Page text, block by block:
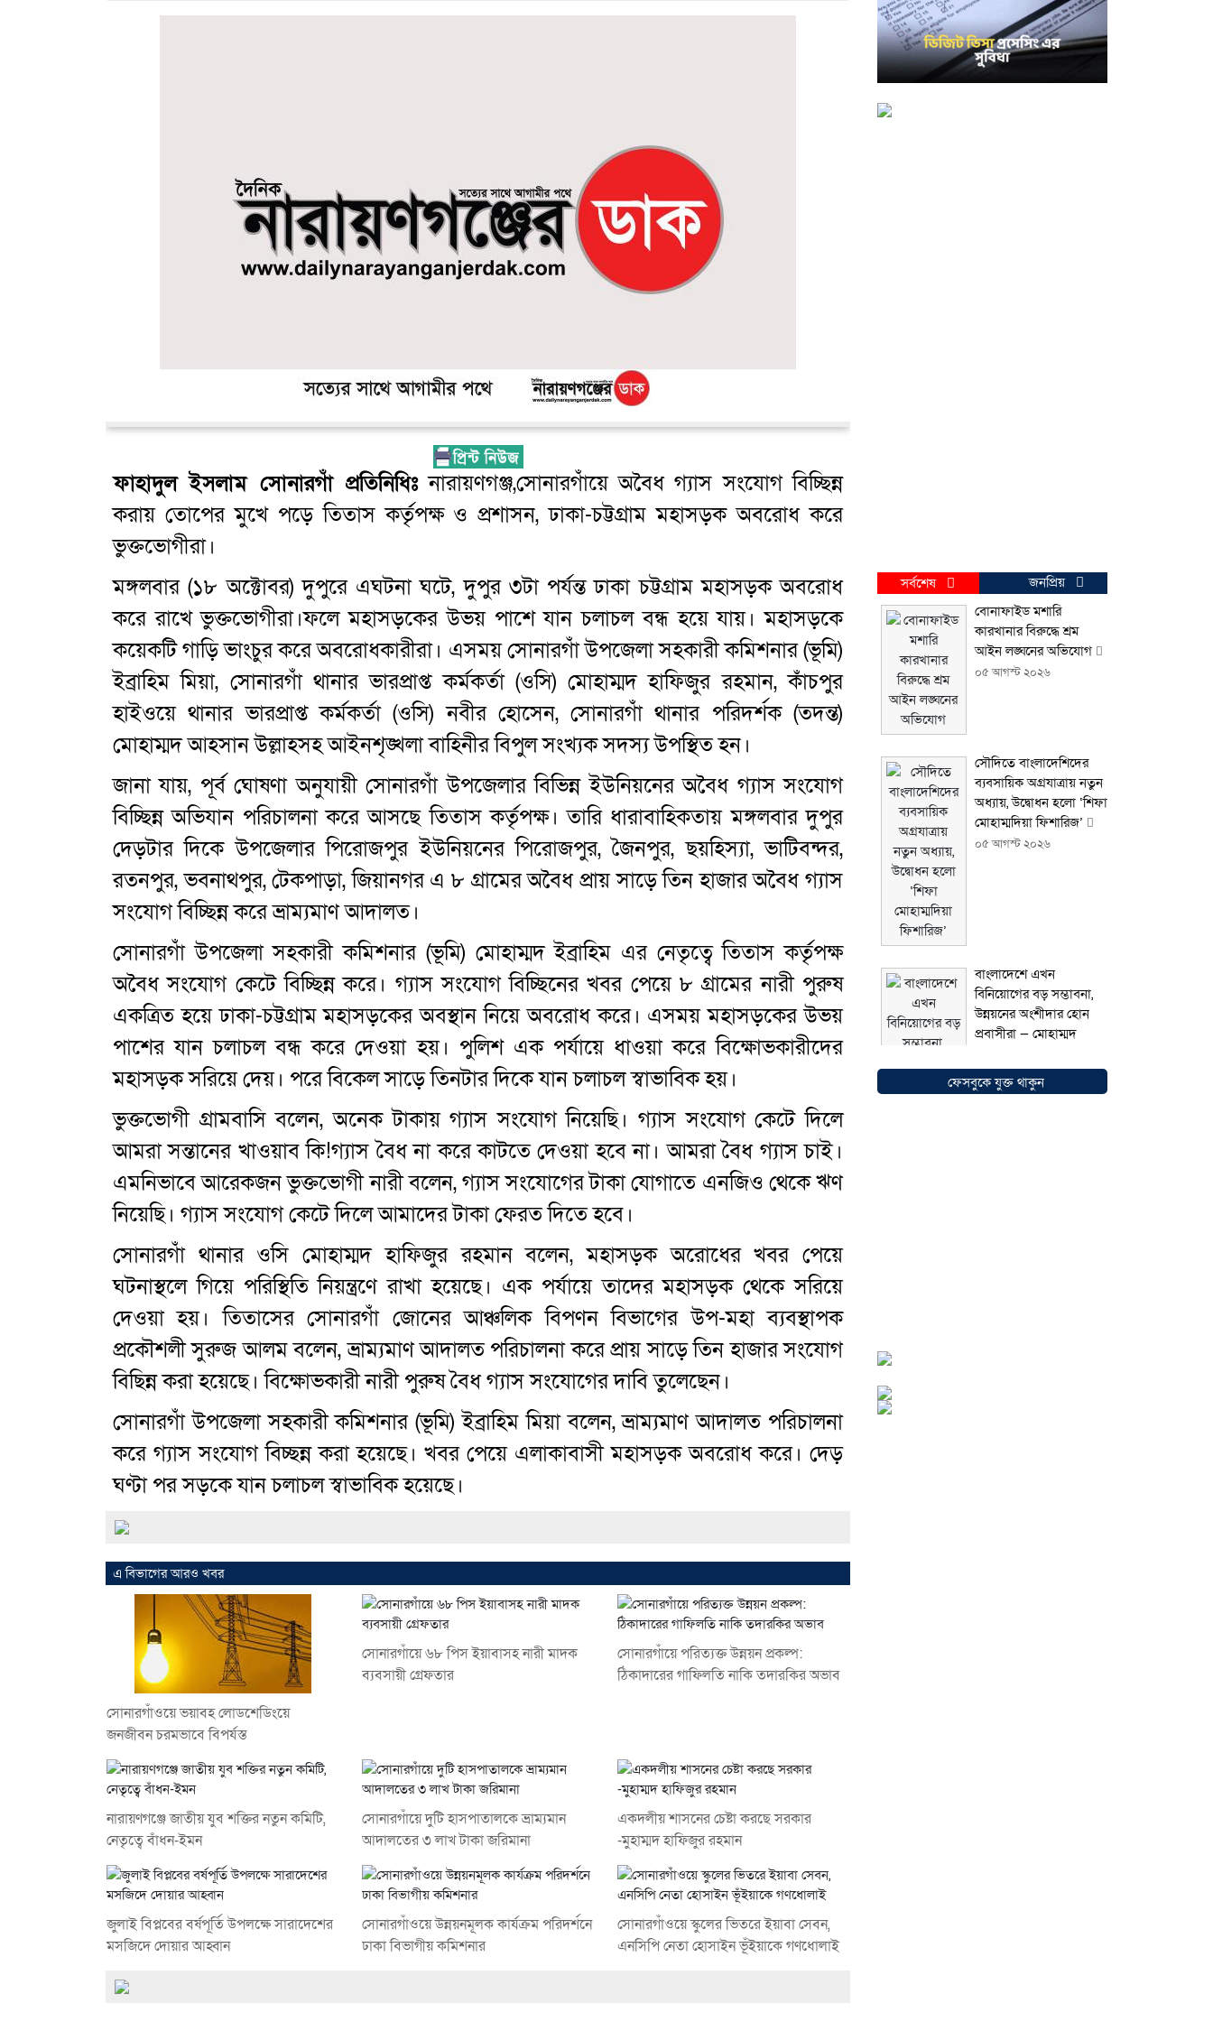
ফাহাদুল ইসলাম সোনারগাঁ প্রতিনিধিঃ নারায়ণগঞ্জ,সোনারগাঁয়ে অবৈধ গ্যাস সংযোগ বিচ্ছিন্ন
করায় তোপের মুখে পড়ে তিতাস কর্তৃপক্ষ ও প্রশাসন, ঢাকা-চট্টগ্রাম মহাসড়ক অবরোধ করে
ভুক্তভোগীরা।
মঙ্গলবার (১৮ অক্টোবর) দুপুরে এঘটনা ঘটে, দুপুর ৩টা পর্যন্ত ঢাকা চট্টগ্রাম মহাসড়ক অবরোধ
করে রাখে ভুক্তভোগীরা।ফলে মহাসড়কের উভয় পাশে যান চলাচল বন্ধ হয়ে যায়। মহাসড়কে
কয়েকটি গাড়ি ভাংচুর করে অবরোধকারীরা। এসময় সোনারগাঁ উপজেলা সহকারী কমিশনার (ভূমি)
ইব্রাহিম মিয়া, সোনারগাঁ থানার ভারপ্রাপ্ত কর্মকর্তা (ওসি) মোহাম্মদ হাফিজুর রহমান, কাঁচপুর
হাইওয়ে থানার ভারপ্রাপ্ত কর্মকর্তা (ওসি) নবীর হোসেন, সোনারগাঁ থানার পরিদর্শক (তদন্ত)
মোহাম্মদ আহসান উল্লাহসহ আইনশৃঙ্খলা বাহিনীর বিপুল সংখ্যক সদস্য উপস্থিত হন।
জানা যায়, পূর্ব ঘোষণা অনুযায়ী সোনারগাঁ উপজেলার বিভিন্ন ইউনিয়নের অবৈধ গ্যাস সংযোগ
বিচ্ছিন্ন অভিযান পরিচালনা করে আসছে তিতাস কর্তৃপক্ষ। তারি ধারাবাহিকতায় মঙ্গলবার দুপুর
দেড়টার দিকে উপজেলার পিরোজপুর ইউনিয়নের পিরোজপুর, জৈনপুর, ছয়হিস্যা, ভাটিবন্দর,
রতনপুর, ভবনাথপুর, টেকপাড়া, জিয়ানগর এ ৮ গ্রামের অবৈধ প্রায় সাড়ে তিন হাজার অবৈধ গ্যাস
সংযোগ বিচ্ছিন্ন করে ভ্রাম্যমাণ আদালত।
সোনারগাঁ উপজেলা সহকারী কমিশনার (ভূমি) মোহাম্মদ ইব্রাহিম এর নেতৃত্বে তিতাস কর্তৃপক্ষ
অবৈধ সংযোগ কেটে বিচ্ছিন্ন করে। গ্যাস সংযোগ বিচ্ছিনের খবর পেয়ে ৮ গ্রামের নারী পুরুষ
একত্রিত হয়ে ঢাকা-চট্টগ্রাম মহাসড়কের অবস্থান নিয়ে অবরোধ করে। এসময় মহাসড়কের উভয়
পাশের যান চলাচল বন্ধ করে দেওয়া হয়। পুলিশ এক পর্যায়ে ধাওয়া করে বিক্ষোভকারীদের
মহাসড়ক সরিয়ে দেয়। পরে বিকেল সাড়ে তিনটার দিকে যান চলাচল স্বাভাবিক হয়।
ভুক্তভোগী গ্রামবাসি বলেন, অনেক টাকায় গ্যাস সংযোগ নিয়েছি। গ্যাস সংযোগ কেটে দিলে
আমরা সন্তানের খাওয়াব কি!গ্যাস বৈধ না করে কাটতে দেওয়া হবে না। আমরা বৈধ গ্যাস চাই।
এমনিভাবে আরেকজন ভুক্তভোগী নারী বলেন, গ্যাস সংযোগের টাকা যোগাতে এনজিও থেকে ঋণ
নিয়েছি। গ্যাস সংযোগ কেটে দিলে আমাদের টাকা ফেরত দিতে হবে।
সোনারগাঁ থানার ওসি মোহাম্মদ হাফিজুর রহমান বলেন, মহাসড়ক অরোধের খবর পেয়ে
ঘটনাস্থলে গিয়ে পরিস্থিতি নিয়ন্ত্রণে রাখা হয়েছে। এক পর্যায়ে তাদের মহাসড়ক থেকে সরিয়ে
দেওয়া হয়। তিতাসের সোনারগাঁ জোনের আঞ্চলিক বিপণন বিভাগের উপ-মহা ব্যবস্থাপক
প্রকৌশলী সুরুজ আলম বলেন, ভ্রাম্যমাণ আদালত পরিচালনা করে প্রায় সাড়ে তিন হাজার সংযোগ
বিছিন্ন করা হয়েছে। বিক্ষোভকারী নারী পুরুষ বৈধ গ্যাস সংযোগের দাবি তুলেছেন।
সোনারগাঁ উপজেলা সহকারী কমিশনার (ভূমি) ইব্রাহিম মিয়া বলেন, ভ্রাম্যমাণ আদালত পরিচালনা
করে গ্যাস সংযোগ বিচ্ছন্ন করা হয়েছে। খবর পেয়ে এলাকাবাসী মহাসড়ক অবরোধ করে। দেড়
ঘণ্টা পর সড়কে যান চলাচল স্বাভাবিক হয়েছে।
এ বিভাগের আরও খবর
সোনারগাঁওয়ে ভয়াবহ লোডশেডিংয়ে
জনজীবন চরমভাবে বিপর্যস্ত
সোনারগাঁয়ে ৬৮ পিস ইয়াবাসহ নারী মাদক
ব্যবসায়ী গ্রেফতার
সোনারগাঁয়ে পরিত্যক্ত উন্নয়ন প্রকল্প:
ঠিকাদারের গাফিলতি নাকি তদারকির অভাব
নারায়ণগঞ্জে জাতীয় যুব শক্তির নতুন কমিটি,
নেতৃত্বে বাঁধন-ইমন
সোনারগাঁয়ে দুটি হাসপাতালকে ভ্রাম্যমান
আদালতের ৩ লাখ টাকা জরিমানা
একদলীয় শাসনের চেষ্টা করছে সরকার
-মুহাম্মদ হাফিজুর রহমান
জুলাই বিপ্লবের বর্ষপূর্তি উপলক্ষে সারাদেশের
মসজিদে দোয়ার আহ্বান
সোনারগাঁওয়ে উন্নয়নমূলক কার্যক্রম পরিদর্শনে
ঢাকা বিভাগীয় কমিশনার
সোনারগাঁওয়ে স্কুলের ভিতরে ইয়াবা সেবন,
এনসিপি নেতা হোসাইন ভূঁইয়াকে গণধোলাই
সর্বশেষ
জনপ্রিয়
বোনাফাইড মশারি
কারখানার বিরুদ্ধে শ্রম
আইন লঙ্ঘনের অভিযোগ
০৫ আগস্ট ২০২৬
সৌদিতে বাংলাদেশিদের
ব্যবসায়িক অগ্রযাত্রায় নতুন
অধ্যায়, উদ্বোধন হলো ‘শিফা
মোহাম্মদিয়া ফিশারিজ’
০৫ আগস্ট ২০২৬
বাংলাদেশে এখন
বিনিয়োগের বড় সম্ভাবনা,
উন্নয়নের অংশীদার হোন
প্রবাসীরা — মোহাম্মদ
২০২৬
ফেসবুকে যুক্ত থাকুন